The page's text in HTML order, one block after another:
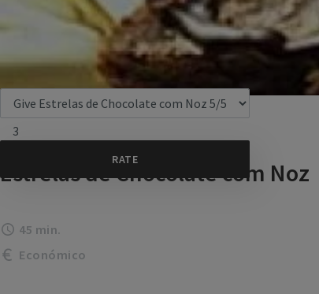
3
Estrelas de Chocolate com Noz
45 min.
Económico